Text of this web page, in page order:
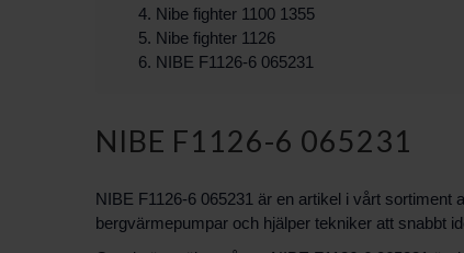
Nibe fighter 1100 1355
Nibe fighter 1126
NIBE F1126-6 065231
NIBE F1126-6 065231
NIBE F1126-6 065231 är en artikel i vårt
bergvärmepumpar och hjälper tekniker att snabbt